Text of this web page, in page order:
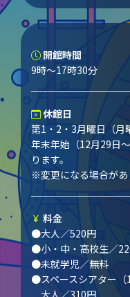
開館時間
9時～17時30分
休館日
第1・2・3月曜日（月
年末年始（12月29日
ります。
※変更になる場合があ
料金
●大人／520円
●小・中・高校生／
●未就学児／無料
●スペースシアター（1